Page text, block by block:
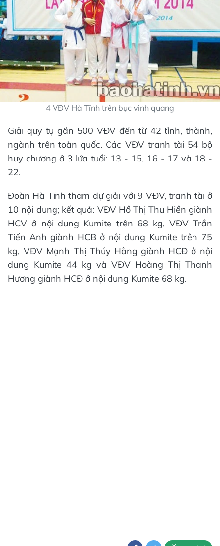
4 VĐV Hà Tĩnh trên bục vinh quang
Giải quy tụ gần 500 VĐV đến từ 42 tỉnh, thành,
ngành trên toàn quốc. Các VĐV tranh tài 54 bộ
huy chương ở 3 lứa tuổi: 13 - 15, 16 - 17 và 18 -
22.
Đoàn Hà Tĩnh tham dự giải với 9 VĐV, tranh tài ở
10 nội dung; kết quả: VĐV Hồ Thị Thu Hiền giành
HCV ở nội dung Kumite trên 68 kg, VĐV Trần
Tiến Anh giành HCB ở nội dung Kumite trên 75
kg, VĐV Mạnh Thị Thúy Hằng giành HCĐ ở nội
dung Kumite 44 kg và VĐV Hoàng Thị Thanh
Hương giành HCĐ ở nội dung Kumite 68 kg.